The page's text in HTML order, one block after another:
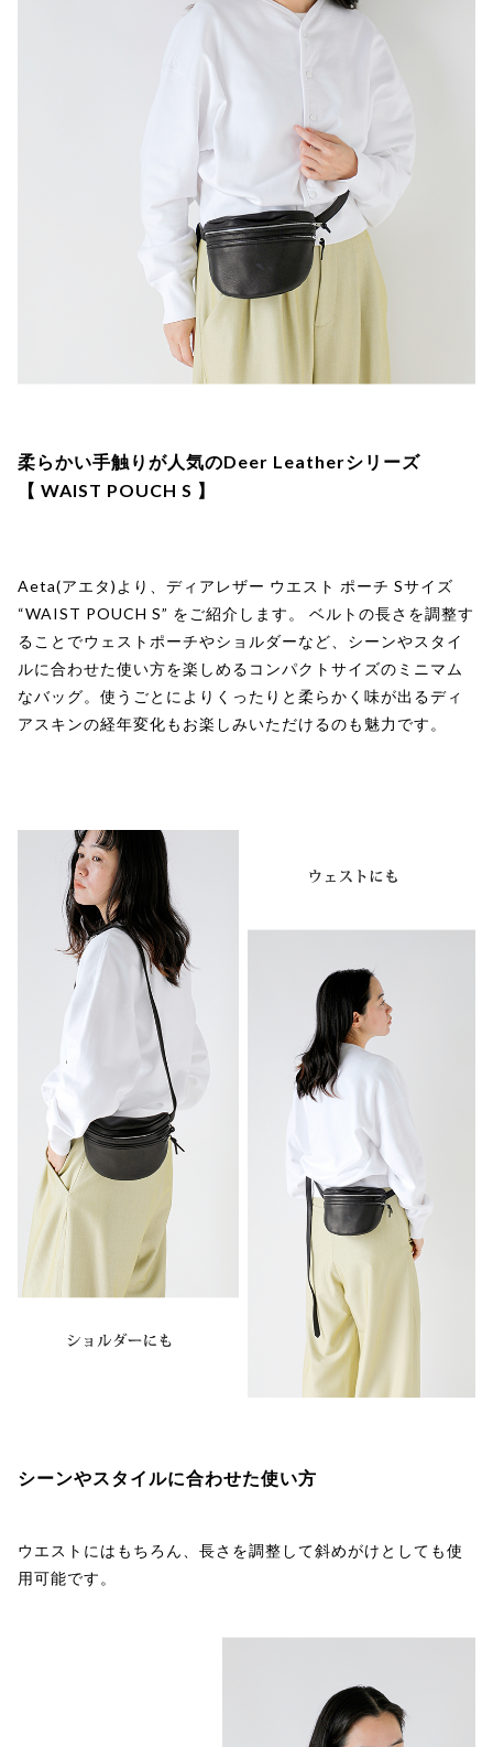
柔らかい手触りが人気のDeer Leatherシリーズ
【 WAIST POUCH S 】
Aeta(アエタ)より、ディアレザー ウエスト ポーチ Sサイズ
“WAIST POUCH S” をご紹介します。 ベルトの長さを調整す
ることでウェストポーチやショルダーなど、シーンやスタイ
ルに合わせた使い方を楽しめるコンパクトサイズのミニマム
なバッグ。使うごとによりくったりと柔らかく味が出るディ
アスキンの経年変化もお楽しみいただけるのも魅力です。
シーンやスタイルに合わせた使い方
ウエストにはもちろん、長さを調整して斜めがけとしても使
用可能です。